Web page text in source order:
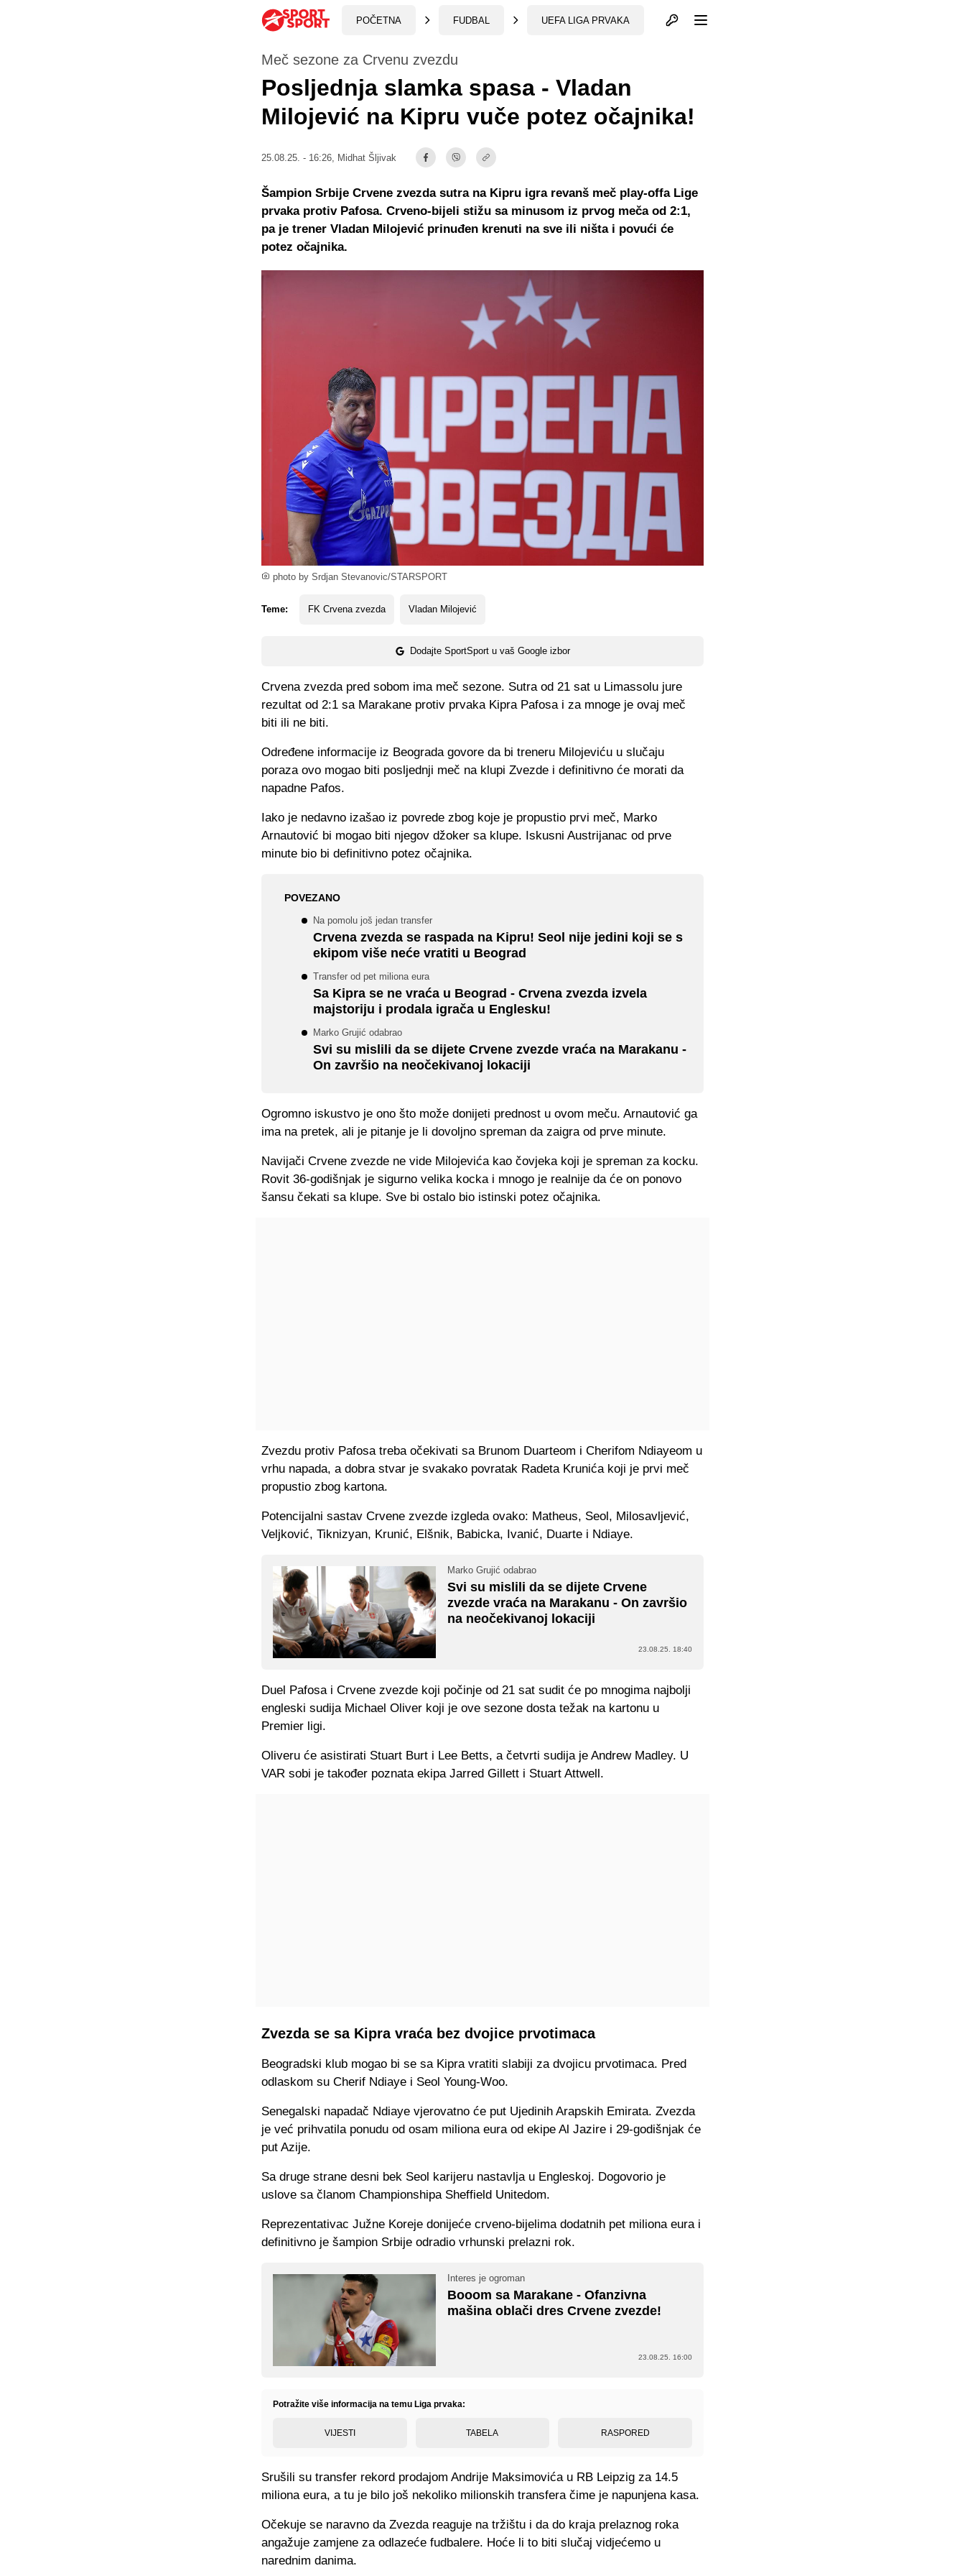
POČETNA FUDBAL UEFA LIGA PRVAKA Otvori profil
photo by Srdjan Stevanovic/STARSPORT
Meč sezone za Crvenu zvezdu
Posljednja slamka spasa - Vladan
Milojević na Kipru vuče potez očajnika!
25.08.25. - 16:26, Midhat Šljivak
Teme: FK Crvena zvezda Vladan Milojević
Dodajte SportSport u vaš Google izbor
Šampion Srbije Crvene zvezda sutra na Kipru igra revanš meč play-offa Lige
prvaka protiv Pafosa. Crveno-bijeli stižu sa minusom iz prvog meča od 2:1,
pa je trener Vladan Milojević prinuđen krenuti na sve ili ništa i povući će
potez očajnika.
Crvena zvezda pred sobom ima meč sezone. Sutra od 21 sat u Limassolu jure
rezultat od 2:1 sa Marakane protiv prvaka Kipra Pafosa i za mnoge je ovaj meč
biti ili ne biti.
Određene informacije iz Beograda govore da bi treneru Milojeviću u slučaju
poraza ovo mogao biti posljednji meč na klupi Zvezde i definitivno će morati da
napadne Pafos.
Iako je nedavno izašao iz povrede zbog koje je propustio prvi meč, Marko
Arnautović bi mogao biti njegov džoker sa klupe. Iskusni Austrijanac od prve
minute bio bi definitivno potez očajnika.
POVEZANO
Na pomolu još jedan transfer
Crvena zvezda se raspada na Kipru! Seol nije jedini koji se s
ekipom više neće vratiti u Beograd
Transfer od pet miliona eura
Sa Kipra se ne vraća u Beograd - Crvena zvezda izvela
majstoriju i prodala igrača u Englesku!
Marko Grujić odabrao
Svi su mislili da se dijete Crvene zvezde vraća na Marakanu -
On završio na neočekivanoj lokaciji
Ogromno iskustvo je ono što može donijeti prednost u ovom meču. Arnautović ga
ima na pretek, ali je pitanje je li dovoljno spreman da zaigra od prve minute.
Navijači Crvene zvezde ne vide Milojevića kao čovjeka koji je spreman za kocku.
Rovit 36-godišnjak je sigurno velika kocka i mnogo je realnije da će on ponovo
šansu čekati sa klupe. Sve bi ostalo bio istinski potez očajnika.
Zvezdu protiv Pafosa treba očekivati sa Brunom Duarteom i Cherifom Ndiayeom u
vrhu napada, a dobra stvar je svakako povratak Radeta Krunića koji je prvi meč
propustio zbog kartona.
Potencijalni sastav Crvene zvezde izgleda ovako: Matheus, Seol, Milosavljević,
Veljković, Tiknizyan, Krunić, Elšnik, Babicka, Ivanić, Duarte i Ndiaye.
Marko Grujić odabrao
Svi su mislili da se dijete Crvene
zvezde vraća na Marakanu - On završio
na neočekivanoj lokaciji
23.08.25. 18:40
Duel Pafosa i Crvene zvezde koji počinje od 21 sat sudit će po mnogima najbolji
engleski sudija Michael Oliver koji je ove sezone dosta težak na kartonu u
Premier ligi.
Oliveru će asistirati Stuart Burt i Lee Betts, a četvrti sudija je Andrew Madley. U
VAR sobi je također poznata ekipa Jarred Gillett i Stuart Attwell.
Zvezda se sa Kipra vraća bez dvojice prvotimaca
Beogradski klub mogao bi se sa Kipra vratiti slabiji za dvojicu prvotimaca. Pred
odlaskom su Cherif Ndiaye i Seol Young-Woo.
Senegalski napadač Ndiaye vjerovatno će put Ujedinih Arapskih Emirata. Zvezda
je već prihvatila ponudu od osam miliona eura od ekipe Al Jazire i 29-godišnjak će
put Azije.
Sa druge strane desni bek Seol karijeru nastavlja u Engleskoj. Dogovorio je
uslove sa članom Championshipa Sheffield Unitedom.
Reprezentativac Južne Koreje donijeće crveno-bijelima dodatnih pet miliona eura i
definitivno je šampion Srbije odradio vrhunski prelazni rok.
Interes je ogroman
Booom sa Marakane - Ofanzivna
mašina oblači dres Crvene zvezde!
23.08.25. 16:00
Potražite više informacija na temu Liga prvaka:
VIJESTI TABELA RASPORED
Srušili su transfer rekord prodajom Andrije Maksimovića u RB Leipzig za 14.5
miliona eura, a tu je bilo još nekoliko milionskih transfera čime je napunjena kasa.
Očekuje se naravno da Zvezda reaguje na tržištu i da do kraja prelaznog roka
angažuje zamjene za odlazeće fudbalere. Hoće li to biti slučaj vidjećemo u
narednim danima.